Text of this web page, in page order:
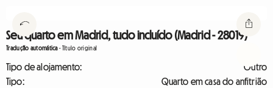
Seu quarto em Madrid, tudo incluído (Madrid - 28019)
Tradução automática-Título original
Tipo de alojamento:
Outro
Tipo:
Quarto em casa do anfitrião